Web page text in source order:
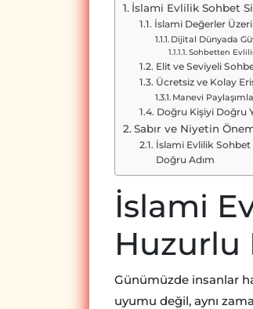
İslami Evlilik Sohbet
İslami Değerler
Dijital Dünyada
Sohbetten
Elit ve Seviyeli
Ücretsiz ve Kolay
Manevi
Doğru Kişiyi Doğru
Sabır ve Niyetin
İslami Evlilik Sohbet
Doğru Adım
İslami
Huzurlu
Günümüzde insanlar
uyumu değil, aynı